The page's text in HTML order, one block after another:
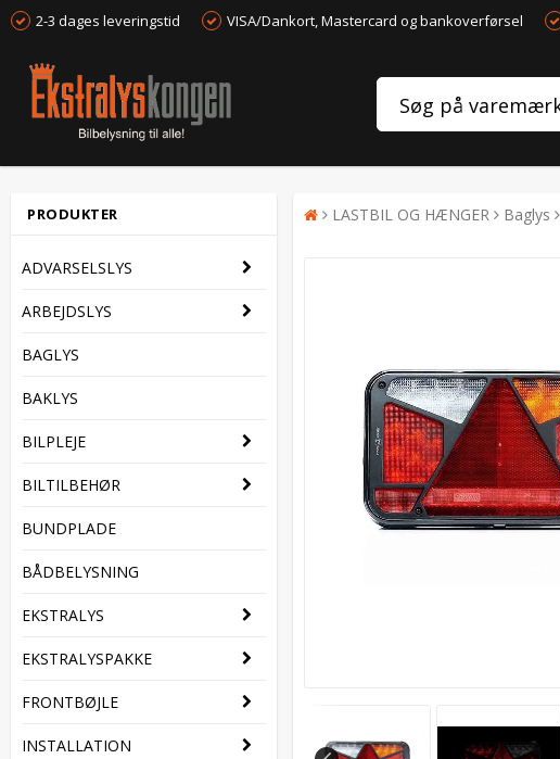
2-3 dages leveringstid VISA/Dankort, Mastercard og bankoverførsel
PRODUKTER
ADVARSELSLYS
ARBEJDSLYS
BAGLYS
BAKLYS
BILPLEJE
BILTILBEHØR
BUNDPLADE
BÅDBELYSNING
EKSTRALYS
EKSTRALYSPAKKE
FRONTBØJLE
INSTALLATION
LASTBIL OG HÆNGER Baglys